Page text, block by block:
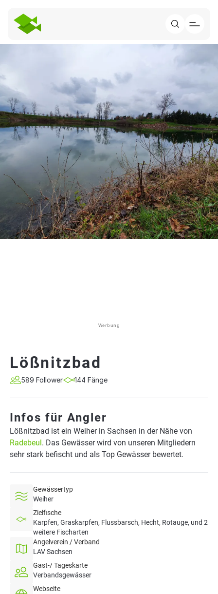
Werbung
Lößnitzbad
589 Follower 144 Fänge
Infos für Angler
Lößnitzbad ist ein Weiher in Sachsen in der Nähe von
Radebeul. Das Gewässer wird von unseren Mitgliedern
sehr stark befischt und als Top Gewässer bewertet.
Gewässertyp
Weiher
Zielfische
Karpfen, Graskarpfen, Flussbarsch, Hecht, Rotauge, und 2
weitere Fischarten
Angelverein / Verband
LAV Sachsen
Gast-/ Tageskarte
Verbandsgewässer
Webseite